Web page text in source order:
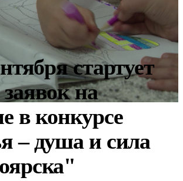
стартует
на
в конкурсе
– душа и сила